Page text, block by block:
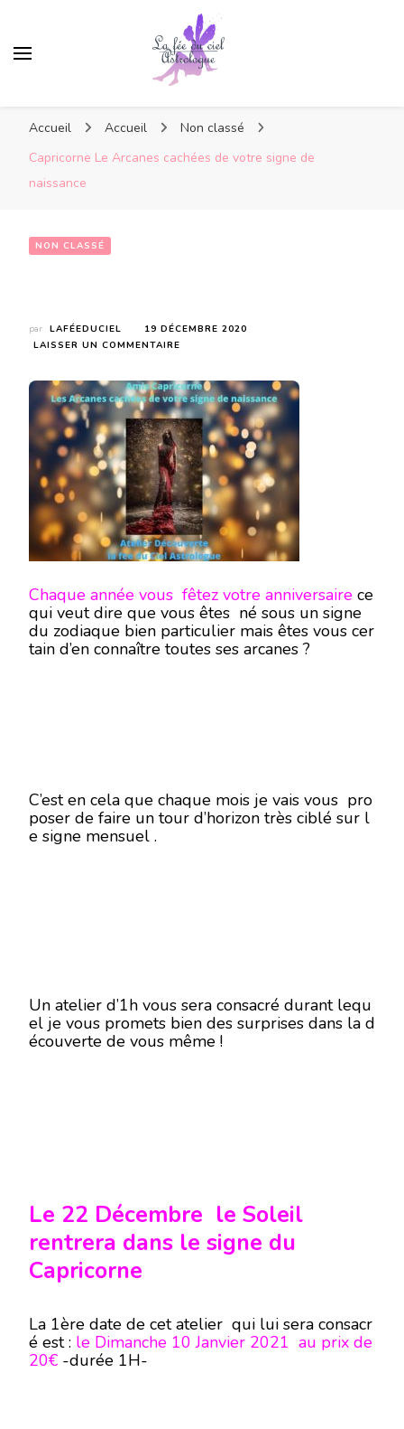
Accueil Accueil
Non classé
Capricorne Le Arcanes cachées de votre signe de
naissance
NON CLASSÉ
par LAFÉEDUCIEL
19 DÉCEMBRE 2020
LAISSER UN COMMENTAIRE
ARCANES
CACHÉES
DE
VOTRE
SIGNE
DE
NAISSANCE
Chaque année vous fêtez votre anniversaire ce
qui veut dire que vous êtes né sous un signe
du zodiaque bien particulier mais êtes vous cer
tain d’en connaître toutes ses arcanes ?
C’est en cela que chaque mois je vais vous pro
poser de faire un tour d’horizon très ciblé sur l
e signe mensuel .
Un atelier d’1h vous sera consacré durant lequ
el je vous promets bien des surprises dans la d
écouverte de vous même !
Le 22 Décembre le Soleil
rentrera dans le signe du
Capricorne
La 1ère date de cet atelier qui lui sera consacr
é est : le Dimanche 10 Janvier 2021 au prix de
20€ -durée 1H-